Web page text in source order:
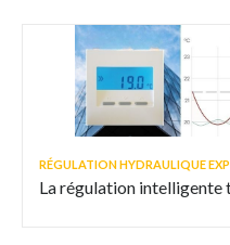
RÉGULATION HYDRAULIQUE
La régulation intelligente